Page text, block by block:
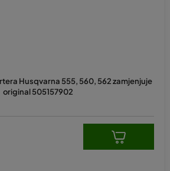
Husqvarna 555, 560, 562 zamjenjuje
original 505157902